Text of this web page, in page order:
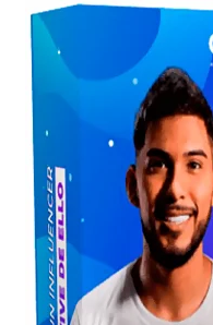
MEMBRESIA
MI CUENTA
CARRITO
CONTACTO